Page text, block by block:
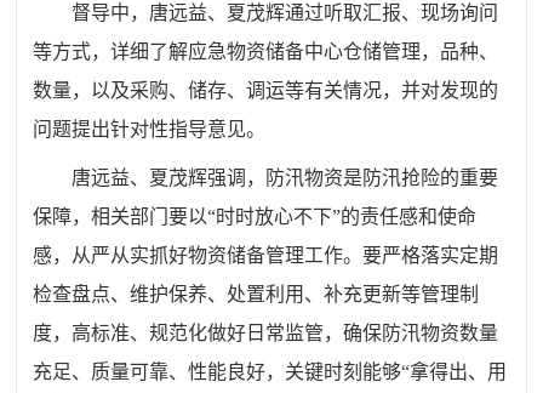
督导中，唐远益、夏茂辉通过听取汇报、现场询问
等方式，详细了解应急物资储备中心仓储管理，品种、
数量，以及采购、储存、调运等有关情况，并对发现的
问题提出针对性指导意见。
唐远益、夏茂辉强调，防汛物资是防汛抢险的重要
保障，相关部门要以“时时放心不下”的责任感和使命
感，从严从实抓好物资储备管理工作。要严格落实定期
检查盘点、维护保养、处置利用、补充更新等管理制
度，高标准、规范化做好日常监管，确保防汛物资数量
充足、质量可靠、性能良好，关键时刻能够“拿得出、用